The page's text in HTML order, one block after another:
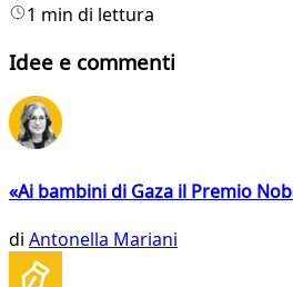
1 min di lettura
Idee e commenti
«Ai bambini di Gaza il Premio
di Antonella Mariani